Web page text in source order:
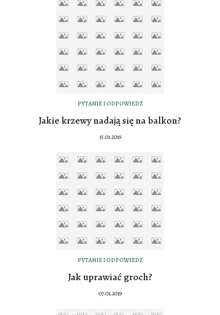
PYTANIE I ODPOWIEDŹ
Jakie krzewy nadają się na balkon?
15.01.2019
PYTANIE I ODPOWIEDŹ
Jak uprawiać groch?
07.01.2019